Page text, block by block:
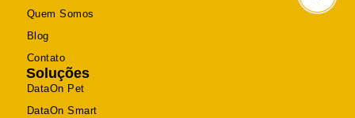
Quem Somos
Blog
Contato
Soluções
DataOn Pet
DataOn Smart